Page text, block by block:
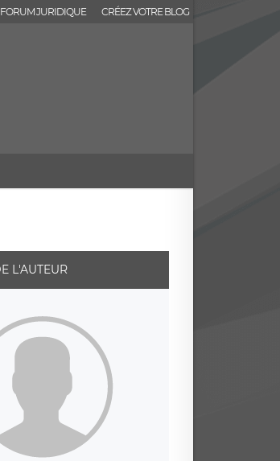
FORUM JURIDIQUE CRÉEZ VOTRE BLOG
L'AUTEUR